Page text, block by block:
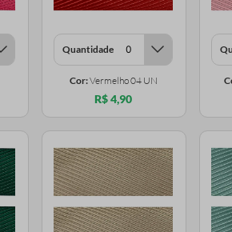
Quantidade
Cor:Vermelho 04 UN
R$ 4,90